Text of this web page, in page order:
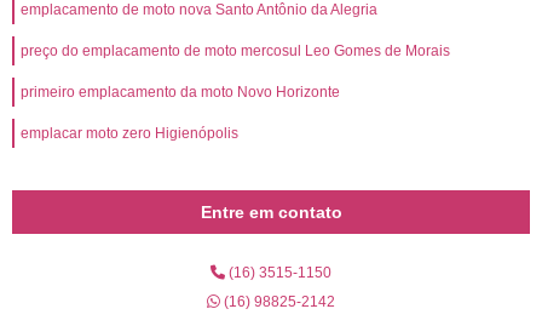
emplacamento de moto nova Santo Antônio da Alegria
preço do emplacamento de moto mercosul Leo Gomes de Morais
primeiro emplacamento da moto Novo Horizonte
emplacar moto zero Higienópolis
Entre em contato
(16) 3515-1150
(16) 98825-2142